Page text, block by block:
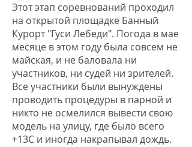
Этот этап соревнований проходил
на открытой площадке Банный
Курорт "Гуси Лебеди". Погода в мае
месяце в этом году была совсем не
майская, и не баловала ни
участников, ни судей ни зрителей.
Все участники были вынуждены
проводить процедуры в парной и
никто не осмелился вывести свою
модель на улицу, где было всего
+13С и иногда накрапывал дождь.